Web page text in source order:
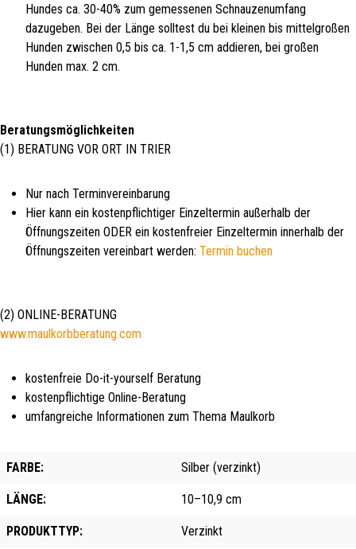
Hundes ca. 30-40% zum gemessenen Schnauzenumfang
dazugeben. Bei der Länge solltest du bei kleinen bis mittelgroßen
Hunden zwischen 0,5 bis ca. 1-1,5 cm addieren, bei großen
Hunden max. 2 cm.
Beratungsmöglichkeiten
(1) BERATUNG VOR ORT IN TRIER
Nur nach Terminvereinbarung
Hier kann ein kostenpflichtiger Einzeltermin außerhalb der
Öffnungszeiten ODER ein kostenfreier Einzeltermin innerhalb der
Öffnungszeiten vereinbart werden: Termin buchen
(2) ONLINE-BERATUNG
www.maulkorbberatung.com
kostenfreie Do-it-yourself Beratung
kostenpflichtige Online-Beratung
umfangreiche Informationen zum Thema Maulkorb
FARBE: Silber (verzinkt)
LÄNGE: 10–10,9 cm
PRODUKTTYP: Verzinkt